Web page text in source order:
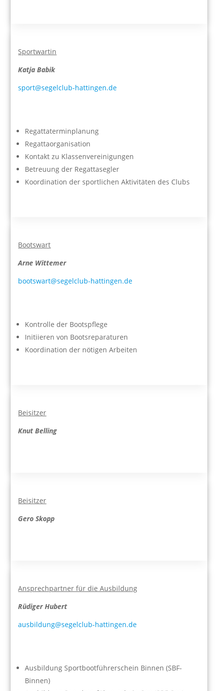
Sportwartin
Katja Babik
sport@segelclub-hattingen.de
Regattaterminplanung
Regattaorganisation
Kontakt zu Klassenvereinigungen
Betreuung der Regattasegler
Koordination der sportlichen Aktivitäten des Clubs
Bootswart
Arne Wittemer
bootswart@segelclub-hattingen.de
Kontrolle der Bootspflege
Initiieren von Bootsreparaturen
Koordination der nötigen Arbeiten
Beisitzer
Knut Belling
Beisitzer
Gero Skopp
Ansprechpartner für die Ausbildung
Rüdiger Hubert
ausbildung@segelclub-hattingen.de
Ausbildung Sportbootführerschein Binnen (SBF-
Binnen)